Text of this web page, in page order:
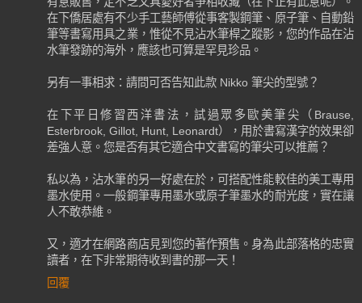
在下僑居處有不少手工藝師傅從事客製鋼筆、原子筆、自動鉛
筆等書寫用具之業，惟從不見沾水筆桿之蹤影，您的作品在沾
水筆發跡的海外，應該也可算是罕見珍品。
另有一事相求：請問可否告知此款 Nikko 筆尖的型號？
在下平日修習西洋書法，試過眾多歐美筆尖（Brause,
Esterbrook, Gillot, Hunt, Leonardt），用於書寫漢字的效果卻
差強人意。您是否有其它適合中文書寫的筆尖可以推薦？
私以為，沾水筆的另一好處在於，可搭配性能較佳的美工專用
墨水使用。一般鋼筆專用墨水或原子筆墨水的耐光度，實在讓
人不敢恭維。
又，適才在網路商店見到您的著作預售。身為此部落格的忠實
讀者，在下非常期待收到書的那一天！
回覆